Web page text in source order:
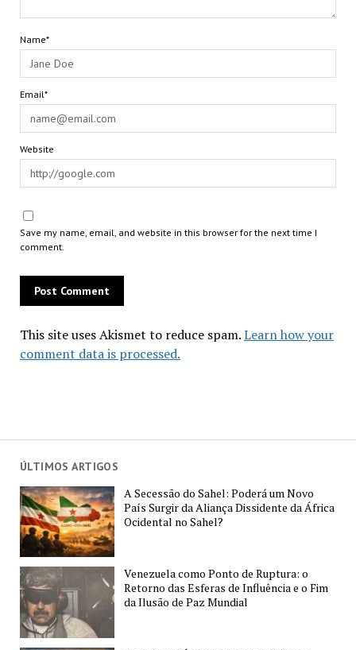
Name*
Email*
Website
Save my name, email, and website in this browser for the next time I
comment.
This site uses Akismet to reduce spam.Learn how your
comment data is processed.
ÚLTIMOS ARTIGOS
A Secessão do Sahel: Poderá um Novo
País Surgir da Aliança Dissidente da África
Ocidental no Sahel?
Venezuela como Ponto de Ruptura: o
Retorno das Esferas de Influência e o Fim
da Ilusão de Paz Mundial